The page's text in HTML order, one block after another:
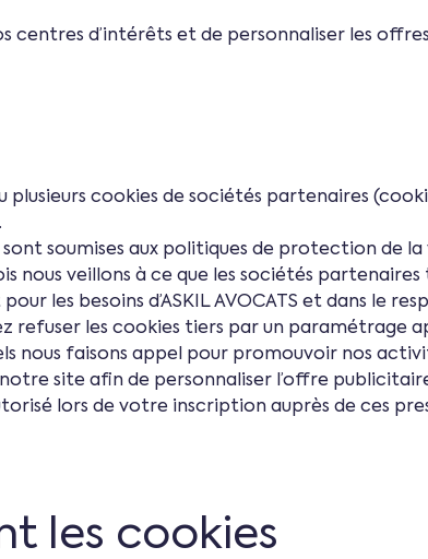
d’intérêts et de personnaliser les offres
cookies de sociétés partenaires
soumises aux politiques de protection de la
nous veillons à ce que les sociétés
les besoins d’ASKIL AVOCATS et dans le
refuser les cookies tiers par un paramétrage
nous faisons appel pour promouvoir nos
site afin de personnaliser l’offre
lors de votre inscription auprès de ces
les cookies